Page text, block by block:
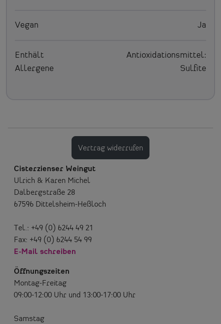
Vegan Ja
Enthält
Allergene
Antioxidationsmittel:
Sulfite
Vertrag widerrufen
Cisterzienser Weingut
Ulrich & Karen Michel
Dalbergstraße 28
67596 Dittelsheim-Heßloch
Tel.: +49 (0) 6244 49 21
Fax: +49 (0) 6244 54 99
E-Mail schreiben
Öffnungszeiten
Montag-Freitag
09:00-12:00 Uhr und 13:00-17:00 Uhr
Samstag